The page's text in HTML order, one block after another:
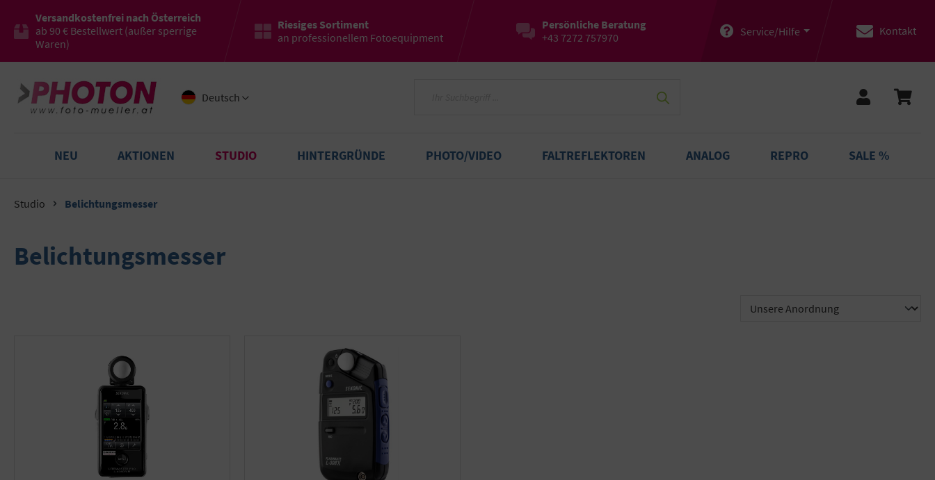
Versandkostenfrei nach Österreich
ab 90 € Bestellwert (außer sperrige
Waren)
Riesiges Sortiment
an professionellem Fotoequipment
Persönliche Beratung
+43 7272 757970
Service/Hilfe Kontakt
Deutsch
NEU AKTIONEN STUDIO HINTERGRÜNDE PHOTO/VIDEO FALTREFLEKTOREN ANALOG REPRO SALE %
Studio Belichtungsmesser
Belichtungsmesser